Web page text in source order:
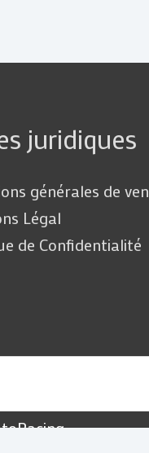
juridiques
générales de
Légal
de Confidentialité